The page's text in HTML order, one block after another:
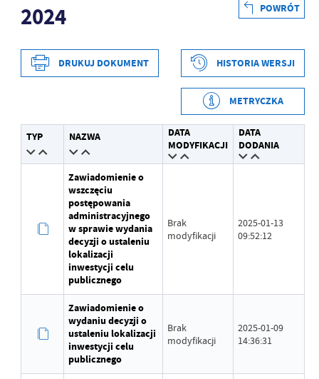
2024 POWRÓT
2024-01-08 09:14:33
Wytworzył Andrzej Mroczek
Data opublikowania
Opublikował
Data ostatniej
aktualizacji
Brak modyfikacji
Ostatnio zaktualizował
DRUKUJ DOKUMENT HISTORIA WERSJI
METRYCZKA
TYP NAZWA
DATA
MODYFIKACJI
DATA
DODANIA
Zawiadomienie o
wszczęciu
postępowania
administracyjnego
w sprawie wydania
decyzji o ustaleniu
lokalizacji
inwestycji celu
publicznego
Brak
modyfikacji
2025-01-13
09:52:12
Zawiadomienie o
wydaniu decyzji o
ustaleniu lokalizacji
inwestycji celu
publicznego
Brak
modyfikacji
2025-01-09
14:36:31